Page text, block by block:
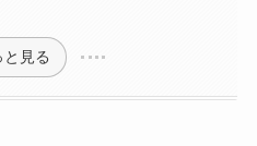
と見る